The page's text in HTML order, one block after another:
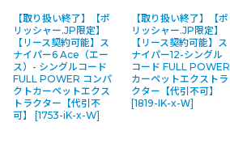
【取り扱い終了】【ポ
リッシャー.JP限定】
【リース契約可能】ス
ナイパー6 Ace（エー
ス）- シングルコード
FULL POWER コンパ
クトカーペットエクス
トラクター【代引不
可】
[1753-iK-x-W]
【取り扱い終了】【ポ
リッシャー.JP限定】
【リース契約可能】ス
ナイパー12-シングル
コード FULL POWER
カーペットエクストラ
クター【代引不可】
[1819-IK-x-Ｗ]